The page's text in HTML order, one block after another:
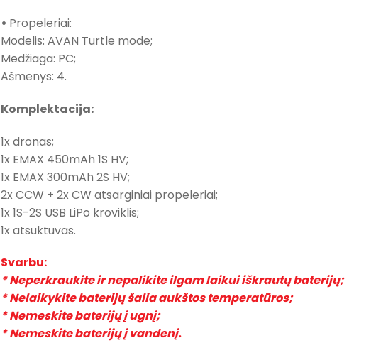
• Propeleriai:
Modelis: AVAN Turtle mode;
Medžiaga: PC;
Ašmenys: 4.
Komplektacija:
1x dronas;
1x EMAX 450mAh 1S HV;
1x EMAX 300mAh 2S HV;
2x CCW + 2x CW atsarginiai propeleriai;
1x 1S-2S USB LiPo kroviklis;
1x atsuktuvas.
Svarbu:
* Neperkraukite ir nepalikite ilgam laikui iškrautų baterijų;
* Nelaikykite baterijų šalia aukštos temperatūros;
* Nemeskite baterijų į ugnį;
* Nemeskite baterijų į vandenį.